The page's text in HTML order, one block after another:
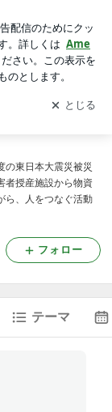
け取りまし
開く
の東日本大震災被災
者授産施設から物資
ら、人をつなぐ活動
フォロー
テーマ